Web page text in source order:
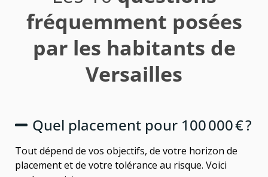
fréquemment posées
par les habitants de
Versailles
Quel placement pour 100 000 € ?
Tout dépend de vos objectifs, de votre horizon de
placement et de votre tolérance au risque. Voici